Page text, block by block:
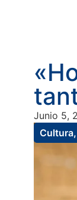
Junio 5,
Cultura,